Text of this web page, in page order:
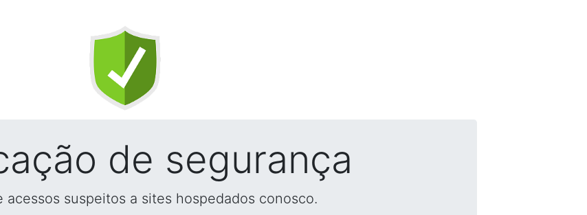
de segurança
suspeitos a sites hospedados conosco.